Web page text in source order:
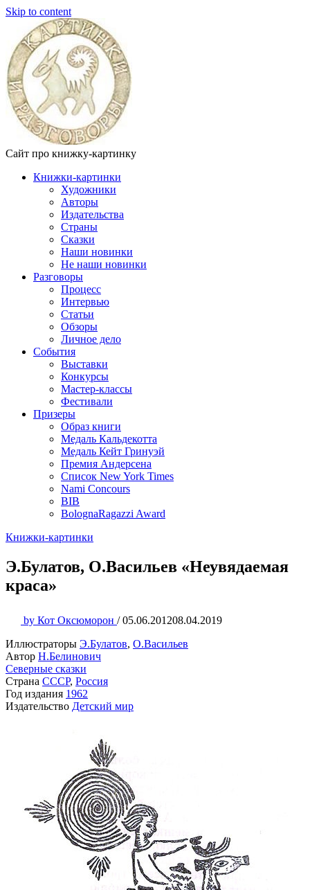
Skip to content
Сайт про книжку-картинку
Книжки-картинки
Художники
Авторы
Издательства
Страны
Сказки
Наши новинки
Не наши новинки
Разговоры
Процесс
Интервью
Статьи
Обзоры
Личное дело
События
Выставки
Конкурсы
Мастер-классы
Фестивали
Призеры
Образ книги
Медаль Кальдекотта
Медаль Кейт Гринуэй
Премия Андерсена
Список New York Times
Nami Concours
BIB
BolognaRagazzi Award
Книжки-картинки
Э.Булатов, О.Васильев «Неувядаемая
краса»
by Кот Оксюморон / 05.06.201208.04.2019
Иллюстраторы Э.Булатов, О.Васильев
Автор Н.Белинович
Северные сказки
Страна СССР, Россия
Год издания 1962
Издательство Детский мир